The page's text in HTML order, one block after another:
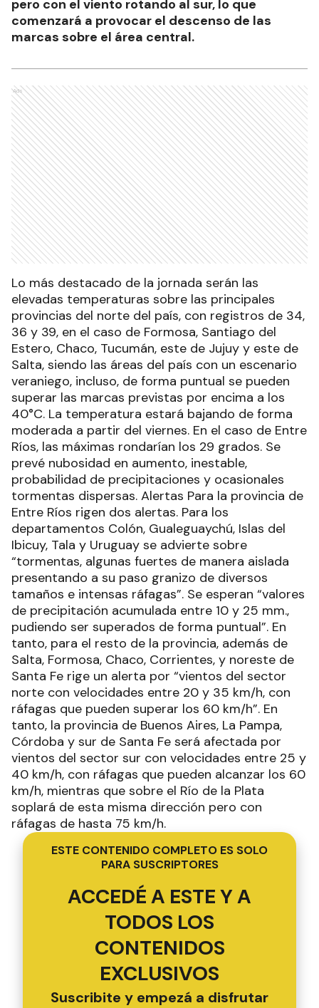
pero con el viento rotando al sur, lo que
comenzará a provocar el descenso de las
marcas sobre el área central.
Ads
Lo más destacado de la jornada serán las
elevadas temperaturas sobre las principales
provincias del norte del país, con registros de 34,
36 y 39, en el caso de Formosa, Santiago del
Estero, Chaco, Tucumán, este de Jujuy y este de
Salta, siendo las áreas del país con un escenario
veraniego, incluso, de forma puntual se pueden
superar las marcas previstas por encima a los
40°C. La temperatura estará bajando de forma
moderada a partir del viernes. En el caso de Entre
Ríos, las máximas rondarían los 29 grados. Se
prevé nubosidad en aumento, inestable,
probabilidad de precipitaciones y ocasionales
tormentas dispersas. Alertas Para la provincia de
Entre Ríos rigen dos alertas. Para los
departamentos Colón, Gualeguaychú, Islas del
Ibicuy, Tala y Uruguay se advierte sobre
“tormentas, algunas fuertes de manera aislada
presentando a su paso granizo de diversos
tamaños e intensas ráfagas”. Se esperan “valores
de precipitación acumulada entre 10 y 25 mm.,
pudiendo ser superados de forma puntual”. En
tanto, para el resto de la provincia, además de
Salta, Formosa, Chaco, Corrientes, y noreste de
Santa Fe rige un alerta por “vientos del sector
norte con velocidades entre 20 y 35 km/h, con
ráfagas que pueden superar los 60 km/h”. En
tanto, la provincia de Buenos Aires, La Pampa,
Córdoba y sur de Santa Fe será afectada por
vientos del sector sur con velocidades entre 25 y
40 km/h, con ráfagas que pueden alcanzar los 60
km/h, mientras que sobre el Río de la Plata
soplará de esta misma dirección pero con
ráfagas de hasta 75 km/h.
ESTE CONTENIDO COMPLETO ES SOLO
PARA SUSCRIPTORES
ACCEDÉ A ESTE Y A
TODOS LOS
CONTENIDOS
EXCLUSIVOS
Suscribite y empezá a disfrutar